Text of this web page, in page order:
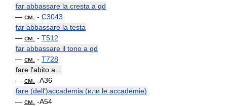
far abbassare la cresta a qd
— см. - C3043
far abbassare la testa
— см. - T512
far abbassare il tono a qd
— см. - T728
fare l'abito a...
— см. -A36
fare (dell')accademia (или le accademie)
— см. -A54